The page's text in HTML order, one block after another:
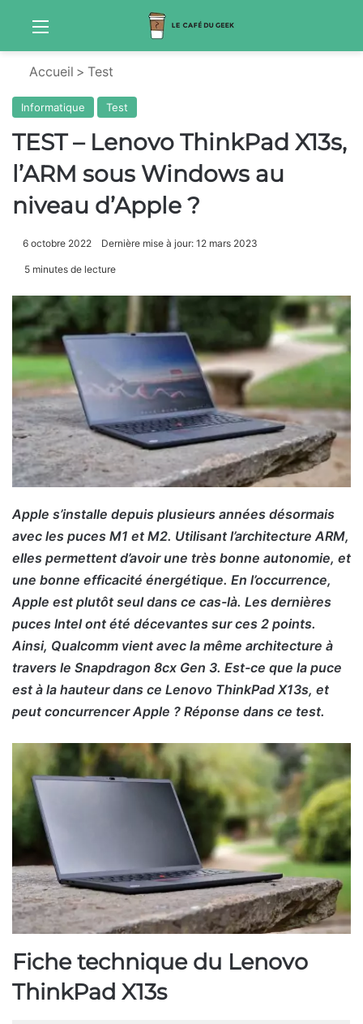
Menu
Accueil > Test
Informatique Test
TEST – Lenovo ThinkPad X13s,
l’ARM sous Windows au
niveau d’Apple ?
6 octobre 2022 Dernière mise à jour: 12 mars 2023
5 minutes de lecture
Apple s’installe depuis plusieurs années désormais
avec les puces M1 et M2. Utilisant l’architecture ARM,
elles permettent d’avoir une très bonne autonomie, et
une bonne efficacité énergétique. En l’occurrence,
Apple est plutôt seul dans ce cas-là. Les dernières
puces Intel ont été décevantes sur ces 2 points.
Ainsi, Qualcomm vient avec la même architecture à
travers le Snapdragon 8cx Gen 3. Est-ce que la puce
est à la hauteur dans ce Lenovo ThinkPad X13s, et
peut concurrencer Apple ? Réponse dans ce test.
Fiche technique du Lenovo
ThinkPad X13s